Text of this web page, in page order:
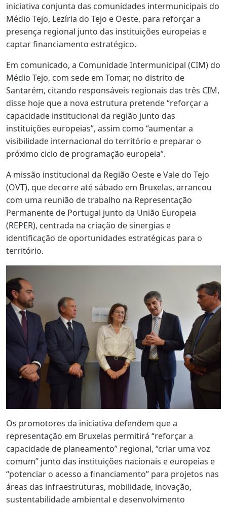
iniciativa conjunta das comunidades intermunicipais do
Médio Tejo, Lezíria do Tejo e Oeste, para reforçar a
presença regional junto das instituições europeias e
captar financiamento estratégico.
Em comunicado, a Comunidade Intermunicipal (CIM) do
Médio Tejo, com sede em Tomar, no distrito de
Santarém, citando responsáveis regionais das três CIM,
disse hoje que a nova estrutura pretende “reforçar a
capacidade institucional da região junto das
instituições europeias”, assim como “aumentar a
visibilidade internacional do território e preparar o
próximo ciclo de programação europeia”.
A missão institucional da Região Oeste e Vale do Tejo
(OVT), que decorre até sábado em Bruxelas, arrancou
com uma reunião de trabalho na Representação
Permanente de Portugal junto da União Europeia
(REPER), centrada na criação de sinergias e
identificação de oportunidades estratégicas para o
território.
Os promotores da iniciativa defendem que a
representação em Bruxelas permitirá “reforçar a
capacidade de planeamento” regional, “criar uma voz
comum” junto das instituições nacionais e europeias e
“potenciar o acesso a financiamento” para projetos nas
áreas das infraestruturas, mobilidade, inovação,
sustentabilidade ambiental e desenvolvimento